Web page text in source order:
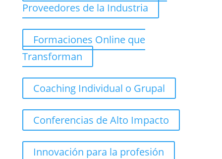
Proveedores de la Industria
Formaciones Online que
Transforman
Coaching Individual o Grupal
Conferencias de Alto Impacto
Innovación para la profesión